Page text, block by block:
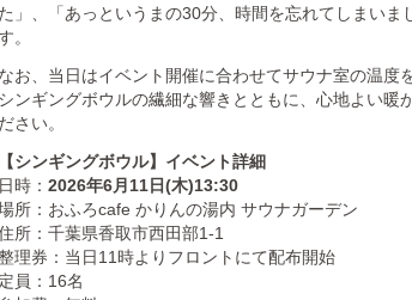
た」、「あっというまの30分、時間を忘れてしまい
。
なお、当日はイベント開催に合わせてサウナ室の温度
シンギングボウルの繊細な響きとともに、心地よい暖
ださい。
【シンギングボウル】イベント詳細
日時： 2026年6月11日(木)13:30
所：おふろcafe かりんの湯内 サウナガーデン
所：千葉県香取市西田部1-1
理券：当日11時よりフロントにて配布開始
定員：16名